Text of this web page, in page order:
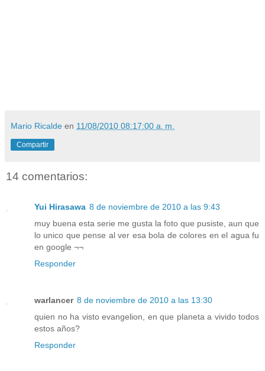
Mario Ricalde en 11/08/2010 08:17:00 a. m.
Compartir
14 comentarios:
Yui Hirasawa 8 de noviembre de 2010 a las 9:43
muy buena esta serie me gusta la foto que pusiste, aun que
lo unico que pense al ver esa bola de colores en el agua fu
en google ¬¬
Responder
warlancer 8 de noviembre de 2010 a las 13:30
quien no ha visto evangelion, en que planeta a vivido todos
estos años?
Responder